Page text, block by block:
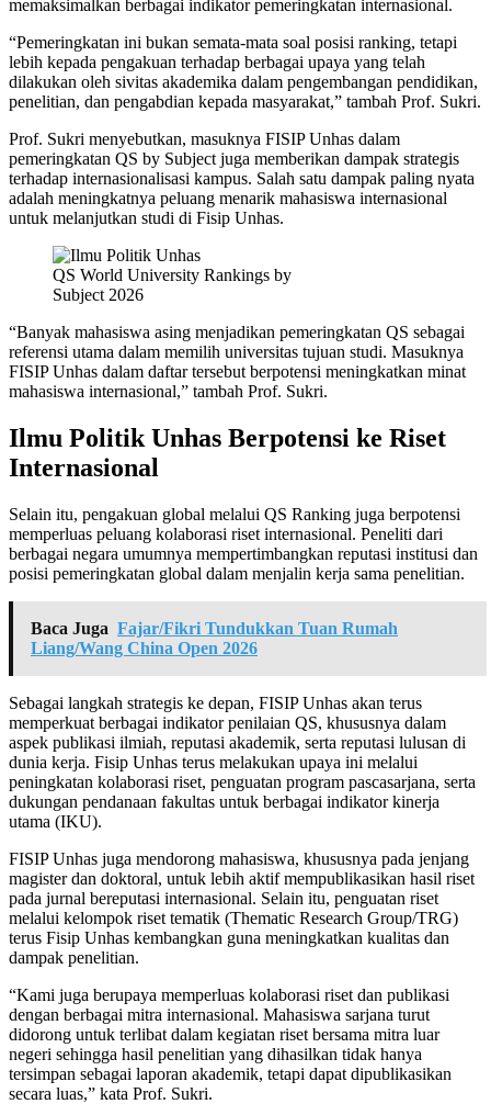
memaksimalkan berbagai indikator pemeringkatan internasional.
“Pemeringkatan ini bukan semata-mata soal posisi ranking, tetapi
lebih kepada pengakuan terhadap berbagai upaya yang telah
dilakukan oleh sivitas akademika dalam pengembangan pendidikan,
penelitian, dan pengabdian kepada masyarakat,” tambah Prof. Sukri.
Prof. Sukri menyebutkan, masuknya FISIP Unhas dalam
pemeringkatan QS by Subject juga memberikan dampak strategis
terhadap internasionalisasi kampus. Salah satu dampak paling nyata
adalah meningkatnya peluang menarik mahasiswa internasional
untuk melanjutkan studi di Fisip Unhas.
QS World University Rankings by
Subject 2026
“Banyak mahasiswa asing menjadikan pemeringkatan QS sebagai
referensi utama dalam memilih universitas tujuan studi. Masuknya
FISIP Unhas dalam daftar tersebut berpotensi meningkatkan minat
mahasiswa internasional,” tambah Prof. Sukri.
Ilmu Politik Unhas Berpotensi ke Riset
Internasional
Selain itu, pengakuan global melalui QS Ranking juga berpotensi
memperluas peluang kolaborasi riset internasional. Peneliti dari
berbagai negara umumnya mempertimbangkan reputasi institusi dan
posisi pemeringkatan global dalam menjalin kerja sama penelitian.
Baca Juga Fajar/Fikri Tundukkan Tuan Rumah
Liang/Wang China Open 2026
Sebagai langkah strategis ke depan, FISIP Unhas akan terus
memperkuat berbagai indikator penilaian QS, khususnya dalam
aspek publikasi ilmiah, reputasi akademik, serta reputasi lulusan di
dunia kerja. Fisip Unhas terus melakukan upaya ini melalui
peningkatan kolaborasi riset, penguatan program pascasarjana, serta
dukungan pendanaan fakultas untuk berbagai indikator kinerja
utama (IKU).
FISIP Unhas juga mendorong mahasiswa, khususnya pada jenjang
magister dan doktoral, untuk lebih aktif mempublikasikan hasil riset
pada jurnal bereputasi internasional. Selain itu, penguatan riset
melalui kelompok riset tematik (Thematic Research Group/TRG)
terus Fisip Unhas kembangkan guna meningkatkan kualitas dan
dampak penelitian.
“Kami juga berupaya memperluas kolaborasi riset dan publikasi
dengan berbagai mitra internasional. Mahasiswa sarjana turut
didorong untuk terlibat dalam kegiatan riset bersama mitra luar
negeri sehingga hasil penelitian yang dihasilkan tidak hanya
tersimpan sebagai laporan akademik, tetapi dapat dipublikasikan
secara luas,” kata Prof. Sukri.